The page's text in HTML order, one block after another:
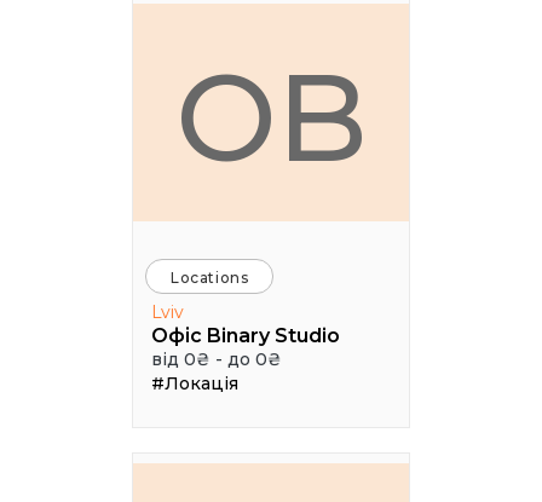
ОB
Locations
Lviv
Офіс Binary Studio
від 0₴ - до 0₴
#Локація